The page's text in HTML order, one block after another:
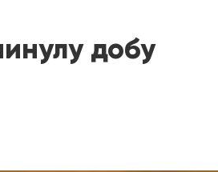
добу